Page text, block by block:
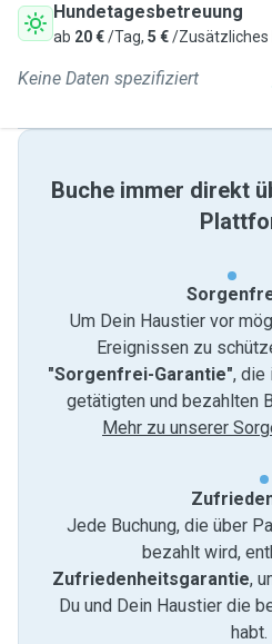
Hundetagesbetreuung
ab 20 €/Tag, 5 €/Zusätzliches
Keine Daten spezifiziert
Buche immer direkt
Um Dein Haustier vor
Ereignissen zu
"Sorgenfrei-Garantie", die
getätigten und bezahlten
Mehr zu unserer
Jede Buchung, die über
bezahlt wird,
Zufriedenheitsgarantie,
Du und Dein Haustier die
habt.